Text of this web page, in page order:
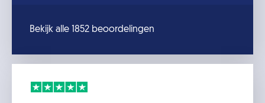
Bekijk alle 1852 beoordelingen